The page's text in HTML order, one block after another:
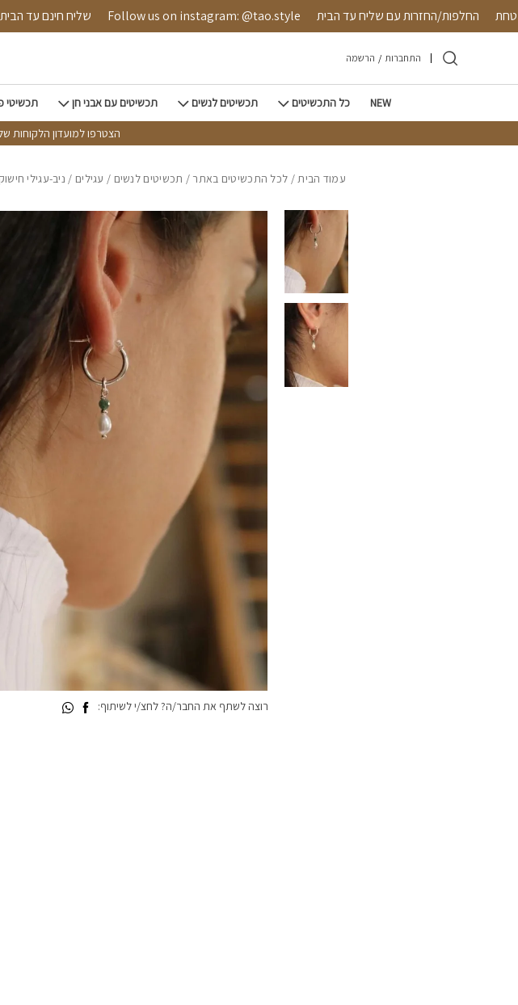
Skip to Content
מאובטחת החלפות/החזרות עם שליח עד הבית Follow us on instagram: @tao.style שליח חינם עד
התחברות / הרשמה
NEW כל התכשיטים תכשיטים לנשים תכשיטים עם אבני חן תכשיטי
הצטרפו למועדון הלקוחות של טאו וקבלו 10%
עמוד הבית/ לכל התכשיטים באתר / תכשיטים לנשים / עגילים / ניב-עגילי
רוצה לשתף את החבר/ה? לחצ/י לשיתוף:
בחזרה למעלה